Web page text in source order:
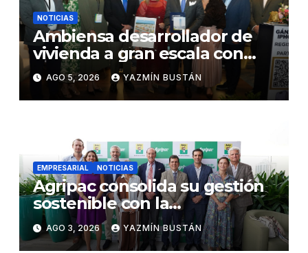
NOTICIAS
Ambiensa desarrollador de
vivienda a gran escala con
estándares internacionales
de sostenibilidad
AGO 5, 2026 YAZMÍN BUSTÁN
EMPRESARIAL NOTICIAS
Agripac consolida su gestión
sostenible con la
presentación de su octava
Memoria de Sostenibilidad
AGO 3, 2026 YAZMÍN BUSTÁN